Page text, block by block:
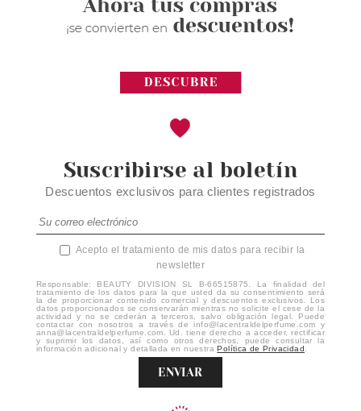
Suscribirse al boletín
Descuentos exclusivos para clientes registrados
Acepto el tratamiento de mis datos para recibir la
newsletter
Responsable: BEAUTY DIVISION SL B-66515875. La finalidad del
tratamiento de los datos para la que usted da su consentimiento será
la de proporcionar contenido comercial y descuentos exclusivos. Los
datos proporcionados se conservarán mientras no solicite el cese de la
actividad y no se cederán a terceros, salvo obligación legal. Puede
contactar con nosotros a través de info@lacentraldelperfume.com y
anna@lacentraldelperfume.com. Ud. tiene derecho a acceder, rectificar
y suprimir los datos, así como otros derechos, puede consultar la
información adicional y detallada en nuestraPolítica de Privacidad
ENVIAR